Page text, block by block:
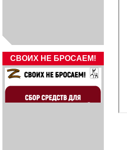
СВОИХ НЕ БРОСАЕМ!